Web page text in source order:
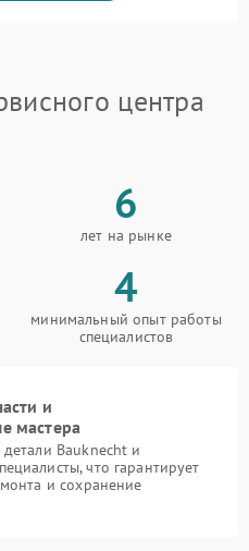
центра
6
лет на рынке
4
минимальный опыт работы
специалистов
и
мастера
Bauknecht и
что гарантирует
и сохранение